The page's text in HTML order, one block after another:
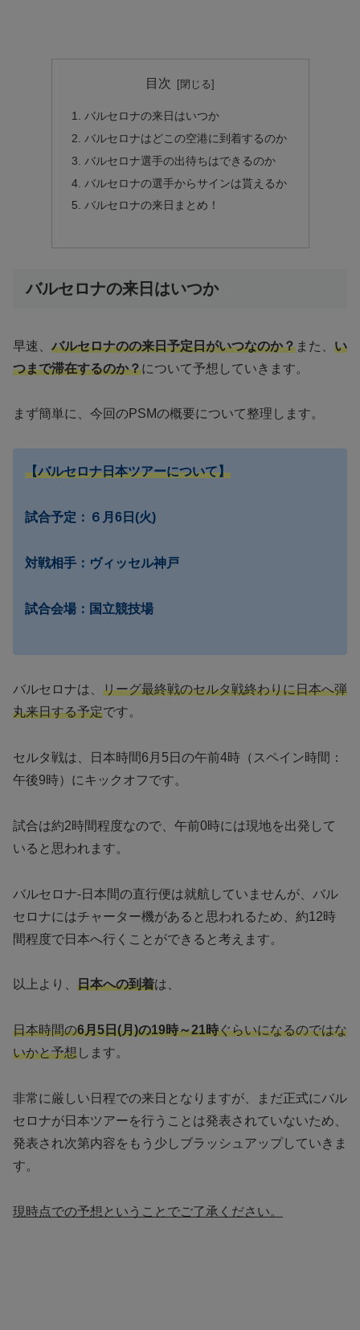
目次
バルセロナの来日はいつか
バルセロナはどこの空港に到着するのか
バルセロナ選手の出待ちはできるのか
バルセロナの選手からサインは貰えるか
バルセロナの来日まとめ！
バルセロナの来日はいつか
早速、 バルセロナのの来日予定日がいつなのか？また、 い
つまで滞在するのか？について予想していきます。
まず簡単に、今回のPSMの概要について整理します。
【バルセロナ日本ツアーについて】
試合予定：６月6日(火)
対戦相手：ヴィッセル神戸
試合会場：国立競技場
バルセロナは、 リーグ最終戦のセルタ戦終わりに日本へ弾
丸来日する予定です。
セルタ戦は、日本時間6月5日の午前4時（スペイン時間：
午後9時）にキックオフです。
試合は約2時間程度なので、午前0時には現地を出発して
いると思われます。
バルセロナ-日本間の直行便は就航していませんが、バル
セロナにはチャーター機があると思われるため、約12時
間程度で日本へ行くことができると考えます。
以上より、 日本への到着は、
日本時間の6月5日(月)の19時～21時ぐらいになるのではな
いかと予想します。
非常に厳しい日程での来日となりますが、まだ正式にバル
セロナが日本ツアーを行うことは発表されていないため、
発表され次第内容をもう少しブラッシュアップしていきま
す。
現時点での予想ということでご了承ください。